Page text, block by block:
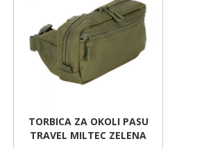
TORBICA ZA OKOLI PASU
TRAVEL MILTEC ZELENA